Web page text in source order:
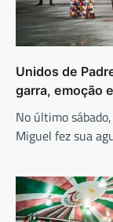
Unidos de
garra, emoção
No último
Miguel fez sua